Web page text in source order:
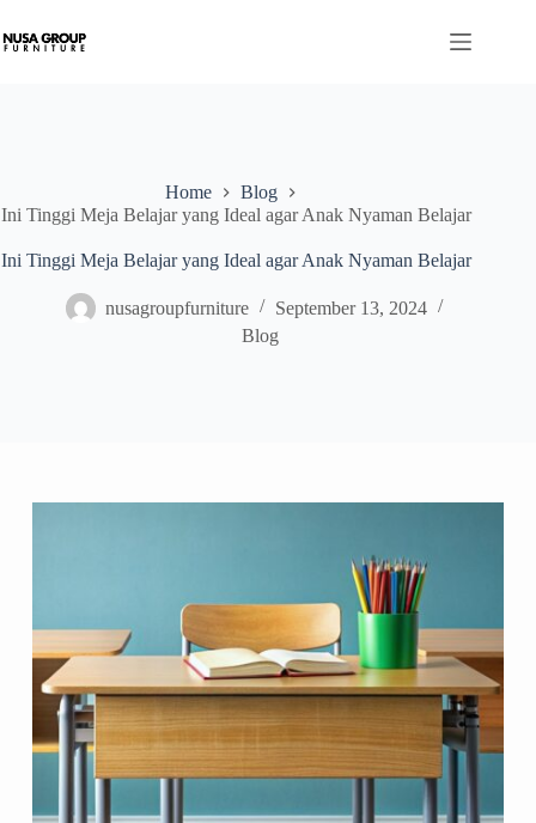
Home
Blog
Ini Tinggi Meja Belajar yang Ideal agar Anak Nyaman Belajar
Ini Tinggi Meja Belajar yang Ideal agar Anak Nyaman Belajar
nusagroupfurniture
September 13, 2024
Blog